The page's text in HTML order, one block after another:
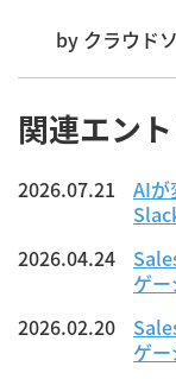
by クラウド
関連エン
2026.07.21
AIが
2026.04.24
ゲ
2026.02.20
ゲ